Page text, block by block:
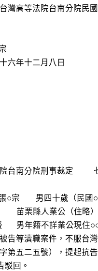
灣高等法院台南分院民
六年十二月八日
事裁定	七十六年度抗字第二四四號
年○月○日生）
告等瀆職案件，不服台
第五二五號），提起抗